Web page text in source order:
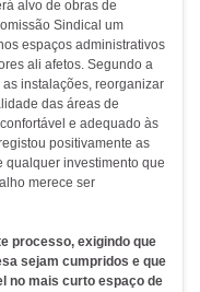
alvo de obras de
Sindical um
espaços administrativos
ali afetos. Segundo a
instalações, reorganizar
das áreas de
e adequado às
positivamente as
qualquer investimento que
merece ser
processo, exigindo que
sejam cumpridos e que
no mais curto espaço de